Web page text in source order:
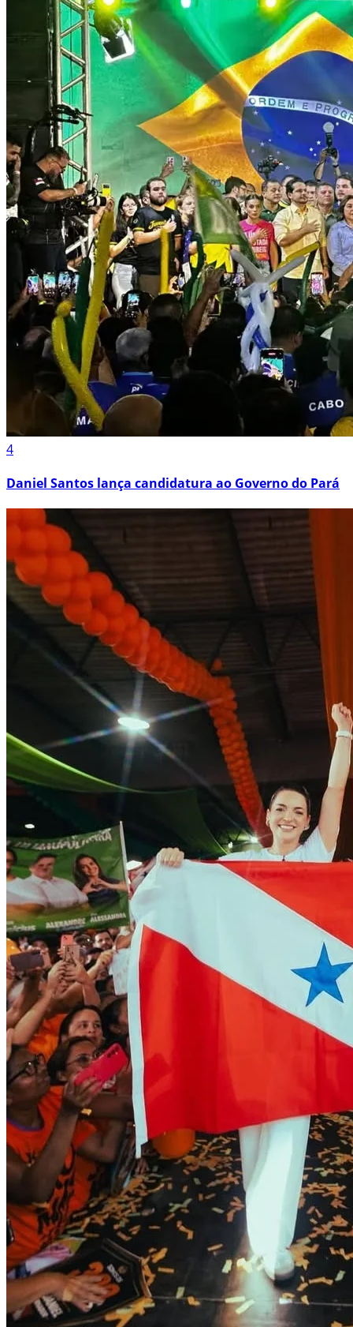
4
Daniel Santos lança candidatura ao Governo do Pará